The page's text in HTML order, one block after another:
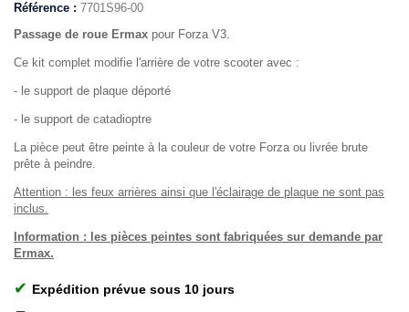
Référence : 7701S96-00
Passage de roue Ermax pour Forza V3.
Ce kit complet modifie l'arrière de votre scooter avec :
- le support de plaque déporté
- le support de catadioptre
La pièce peut être peinte à la couleur de votre Forza ou livrée brute
prête à peindre.
Attention : les feux arrières ainsi que l'éclairage de plaque ne sont pas
inclus.
Information : les pièces peintes sont fabriquées sur demande par
Ermax.
✔ Expédition prévue sous 10 jours